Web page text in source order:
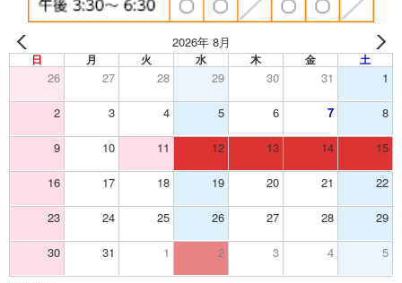
2026年 8月
日 月 火 水 木 金 土
26 27 28 29 30 31 1
2 3 4 5 6 7 8
9 10 11 12 13 14 15
16 17 18 19 20 21 22
23 24 25 26 27 28 29
30 31 1 2 3 4 5